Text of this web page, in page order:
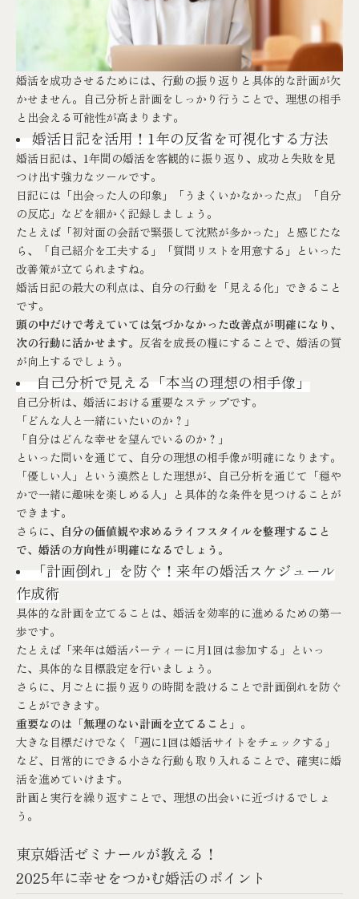
婚活を成功させるためには、行動の振り返りと具体的な計画が欠
かせません。自己分析と計画をしっかり行うことで、理想の相手
と出会える可能性が高まります。
婚活日記を活用！1年の反省を可視化する方法
婚活日記は、1年間の婚活を客観的に振り返り、成功と失敗を見
つけ出す強力なツールです。
日記には「出会った人の印象」「うまくいかなかった点」「自分
の反応」などを細かく記録しましょう。
たとえば「初対面の会話で緊張して沈黙が多かった」と感じたな
ら、「自己紹介を工夫する」「質問リストを用意する」といった
改善策が立てられますね。
婚活日記の最大の利点は、自分の行動を「見える化」できること
です。
頭の中だけで考えていては気づかなかった改善点が明確になり、
次の行動に活かせます。 反省を成長の糧にすることで、婚活の質
が向上するでしょう。
自己分析で見える「本当の理想の相手像」
自己分析は、婚活における重要なステップです。
「どんな人と一緒にいたいのか？」
「自分はどんな幸せを望んでいるのか？」
といった問いを通じて、自分の理想の相手像が明確になります。
「優しい人」という漠然とした理想が、自己分析を通じて「穏や
かで一緒に趣味を楽しめる人」と具体的な条件を見つけることが
できます。
さらに、 自分の価値観や求めるライフスタイルを整理すること
で、婚活の方向性が明確になるでしょう。
「計画倒れ」を防ぐ！来年の婚活スケジュール
作成術
具体的な計画を立てることは、婚活を効率的に進めるための第一
歩です。
たとえば「来年は婚活パーティーに月1回は参加する」といっ
た、具体的な目標設定を行いましょう。
さらに、月ごとに振り返りの時間を設けることで計画倒れを防ぐ
ことができます。
重要なのは「無理のない計画を立てること」 。
大きな目標だけでなく「週に1回は婚活サイトをチェックする」
など、日常的にできる小さな行動も取り入れることで、確実に婚
活を進めていけます。
計画と実行を繰り返すことで、理想の出会いに近づけるでしょ
う。
東京婚活ゼミナールが教える！
2025年に幸せをつかむ婚活のポイント